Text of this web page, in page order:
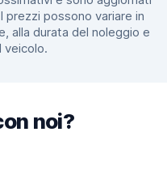
possono variare in
alla durata del noleggio e
veicolo.
noi?